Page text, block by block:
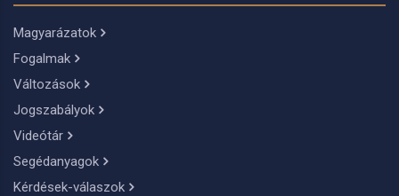
Magyarázatok
Fogalmak
Változások
Jogszabályok
Videótár
Segédanyagok
Kérdések-válaszok